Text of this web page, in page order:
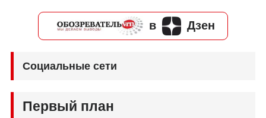
в Дзен
Социальные сети
Первый план